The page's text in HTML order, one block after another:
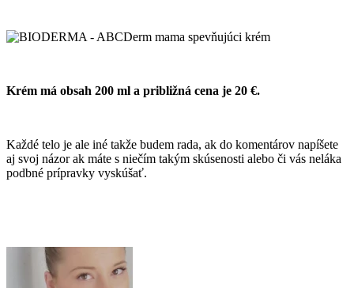
Krém má obsah 200 ml a približná cena je 20 €.
Každé telo je ale iné takže budem rada, ak do komentárov napíšete
aj svoj názor ak máte s niečím takým skúsenosti alebo či vás neláka
podbné prípravky vyskúšať.